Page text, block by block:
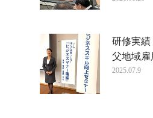
研修実績
父地域
2025.07.9